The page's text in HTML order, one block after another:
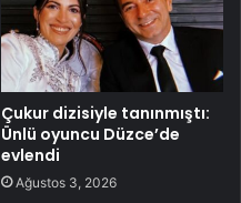
Çukur dizisiyle tanınmıştı:
Ünlü oyuncu Düzce’de
evlendi
Ağustos 3, 2026